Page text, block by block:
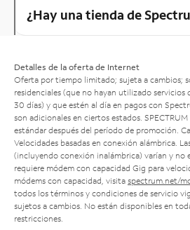
¿Hay una tienda de
Detalles de la oferta de Internet
Oferta por tiempo limitado; sujeta a cambios;
residenciales (que no hayan utilizado
30 días) y que estén al día en pagos con
son adicionales en ciertos estados.
estándar después del período de promoción.
Velocidades basadas en conexión alámbrica.
(incluyendo conexión inalámbrica) varían y no
requiere módem con capacidad Gig para
módems con capacidad, visita spectrum.net/
todos los términos y condiciones de servicio
sujetos a cambios. No están disponibles en
restricciones.